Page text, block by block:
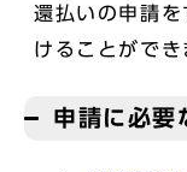
還払いの申請
けることができ
申請に必要